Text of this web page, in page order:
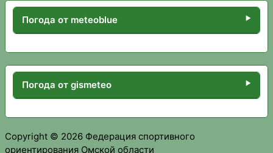
Погода от meteoblue
Погода от gismeteo
Copyright © 2026 Федерация спортивного
ориентирования Омской области